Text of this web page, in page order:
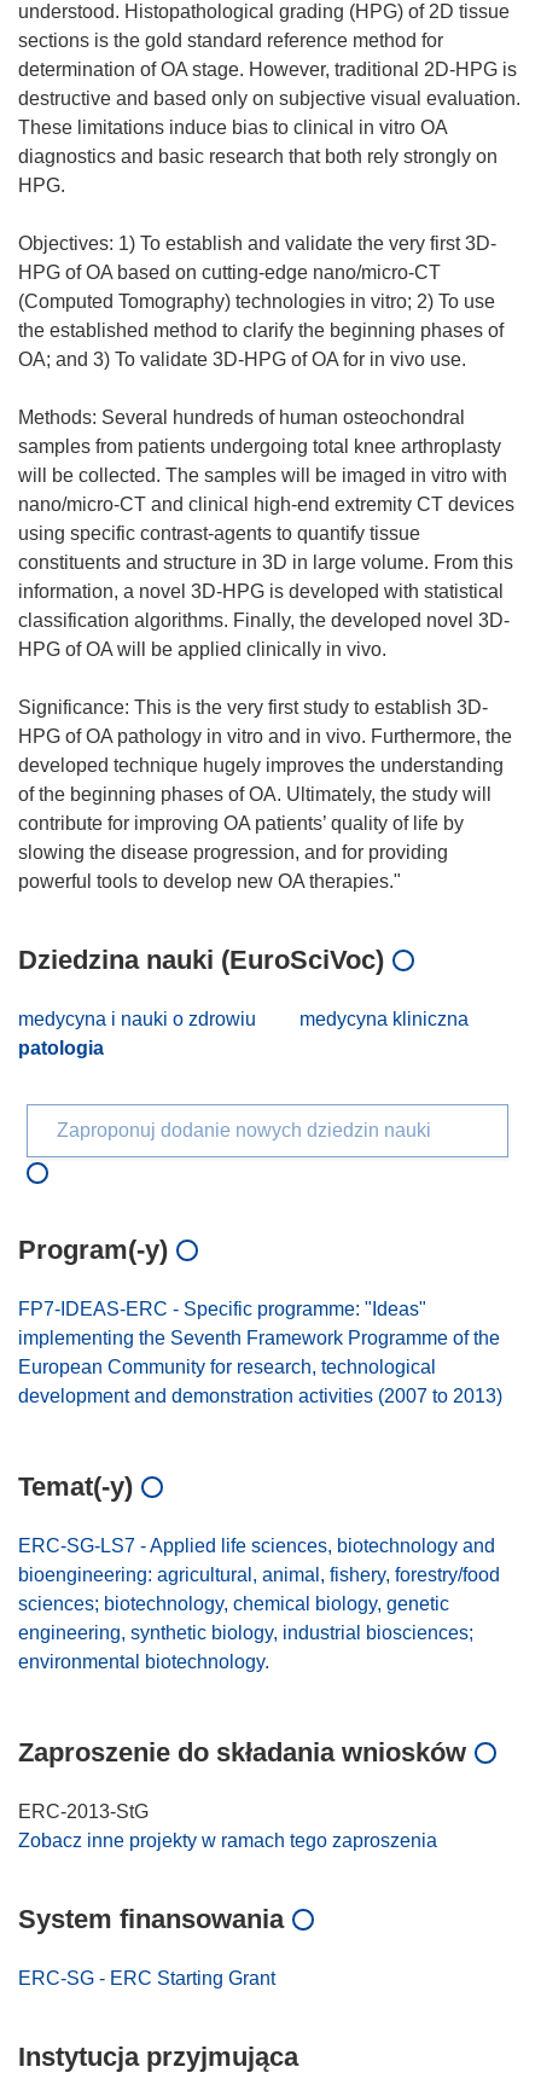
understood. Histopathological grading (HPG) of 2D tissue
sections is the gold standard reference method for
determination of OA stage. However, traditional 2D-HPG is
destructive and based only on subjective visual evaluation.
These limitations induce bias to clinical in vitro OA
diagnostics and basic research that both rely strongly on
HPG.
Objectives: 1) To establish and validate the very first 3D-
HPG of OA based on cutting-edge nano/micro-CT
(Computed Tomography) technologies in vitro; 2) To use
the established method to clarify the beginning phases of
OA; and 3) To validate 3D-HPG of OA for in vivo use.
Methods: Several hundreds of human osteochondral
samples from patients undergoing total knee arthroplasty
will be collected. The samples will be imaged in vitro with
nano/micro-CT and clinical high-end extremity CT devices
using specific contrast-agents to quantify tissue
constituents and structure in 3D in large volume. From this
information, a novel 3D-HPG is developed with statistical
classification algorithms. Finally, the developed novel 3D-
HPG of OA will be applied clinically in vivo.
Significance: This is the very first study to establish 3D-
HPG of OA pathology in vitro and in vivo. Furthermore, the
developed technique hugely improves the understanding
of the beginning phases of OA. Ultimately, the study will
contribute for improving OA patients’ quality of life by
slowing the disease progression, and for providing
Dziedzina nauki (EuroSciVoc)
medycyna i nauki o zdrowiu
medycyna kliniczna
patologia
Zaproponuj dodanie nowych dziedzin nauki
Program(-y)
FP7-IDEAS-ERC - Specific programme: "Ideas"
implementing the Seventh Framework Programme of the
European Community for research, technological
development and demonstration activities (2007 to 2013)
Temat(-y)
ERC-SG-LS7 - Applied life sciences, biotechnology and
bioengineering: agricultural, animal, fishery, forestry/food
sciences; biotechnology, chemical biology, genetic
engineering, synthetic biology, industrial biosciences;
environmental biotechnology.
Zaproszenie do składania wniosków
ERC-2013-StG
Zobacz inne projekty w ramach tego zaproszenia
System finansowania
ERC-SG - ERC Starting Grant
Instytucja przyjmująca